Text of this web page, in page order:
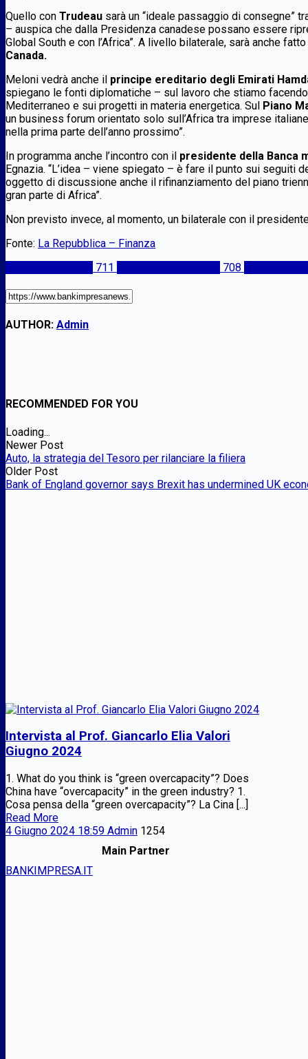
Quello con Trudeau sarà un “ideale passaggio di consegne”
– auspica che dalla Presidenza canadese possano essere
Global South e con l’Africa”. A livello bilaterale, sarà anche
Canada.
Meloni vedrà anche il principe ereditario degli Emirati
spiegano le fonti diplomatiche – sul lavoro che stiamo
Mediterraneo e sui progetti in materia energetica. Sul Piano
un business forum orientato solo sull’Africa tra imprese
nella prima parte dell’anno prossimo”.
In programma anche l’incontro con il presidente della Banca
Egnazia. “L’idea – viene spiegato – è fare il punto sui seguiti
oggetto di discussione anche il rifinanziamento del piano
gran parte di Africa”.
Non previsto invece, al momento, un bilaterale con il
Fonte: La Repubblica – Finanza
711 708
AUTHOR: Admin
RECOMMENDED FOR YOU
Loading...
Newer Post
Auto, la strategia del Tesoro per rilanciare la filiera
Older Post
Bank of England governor says Brexit has undermined UK
Intervista al Prof. Giancarlo Elia Valori
Giugno 2024
1. What do you think is “green overcapacity”? Does
China have “overcapacity” in the green industry? 1.
Cosa pensa della “green overcapacity”? La Cina [...]
Read More
4 Giugno 2024 18:59 Admin 1254
Main Partner
BANKIMPRESA.IT